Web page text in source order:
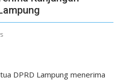
DPRD Lampung menerima